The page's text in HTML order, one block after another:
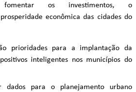
os investimentos, o
econômica das cidades do
prioridades para a implantação da
inteligentes nos municípios do
para o planejamento urbano